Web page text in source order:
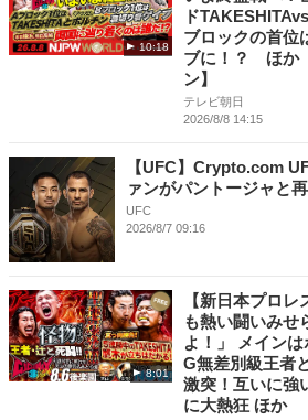
10:18
ド
ブロックの首位
ブに！？ ほか
ン】
テレビ朝日
2026/8/8 14:15
【UFC】Crypto.com
ァンがパントージャと
UFC
2026/8/7 09:16
8:01
【新日本プロ
も熱い闘いみせ
よ！」 メイン
G無差別級王者
激突！互いに強
に大熱狂 ほか